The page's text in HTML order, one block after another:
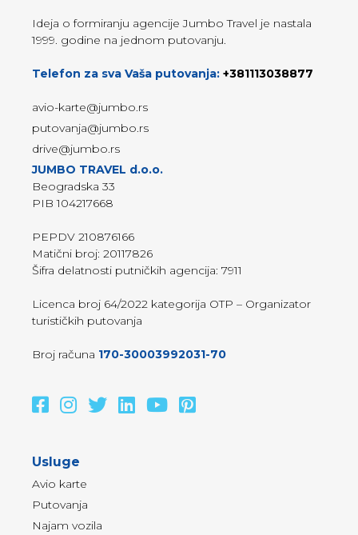
Ideja o formiranju agencije Jumbo Travel je nastala
1999. godine na jednom putovanju.
Telefon za sva Vaša putovanja: +381113038877
avio-karte@jumbo.rs
putovanja@jumbo.rs
drive@jumbo.rs
JUMBO TRAVEL d.o.o.
Beogradska 33
PIB 104217668
PEPDV 210876166
Matični broj: 20117826
Šifra delatnosti putničkih agencija: 7911
Licenca broj 64/2022 kategorija OTP – Organizator
turističkih putovanja
Broj računa 170-30003992031-70
Usluge
Avio karte
Putovanja
Najam vozila